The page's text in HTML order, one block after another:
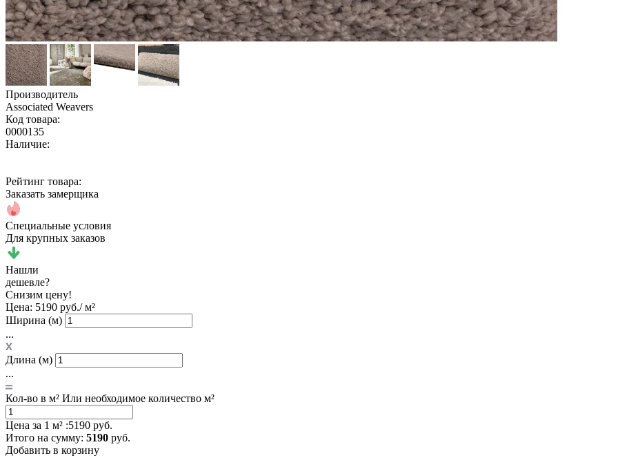
Производитель
Associated Weavers
Код товара:
0000135
Наличие:
Рейтинг товара:
Заказать замерщика
Специальные условия
Для крупных заказов
Нашли
дешевле?
Снизим цену!
Цена: 5190 руб./ м²
Ширина (м)
...
Длина (м)
...
Кол-во в м² Или необходимое количество м²
Цена за 1 м² :5190 руб.
Итого на сумму: 5190 руб.
Добавить в корзину